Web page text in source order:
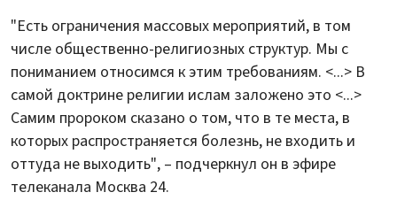
"Есть ограничения массовых мероприятий, в том
числе общественно-религиозных структур. Мы с
пониманием относимся к этим требованиям. <...> В
самой доктрине религии ислам заложено это <...>
Самим пророком сказано о том, что в те места, в
которых распространяется болезнь, не входить и
оттуда не выходить", – подчеркнул он в эфире
телеканала Москва 24.